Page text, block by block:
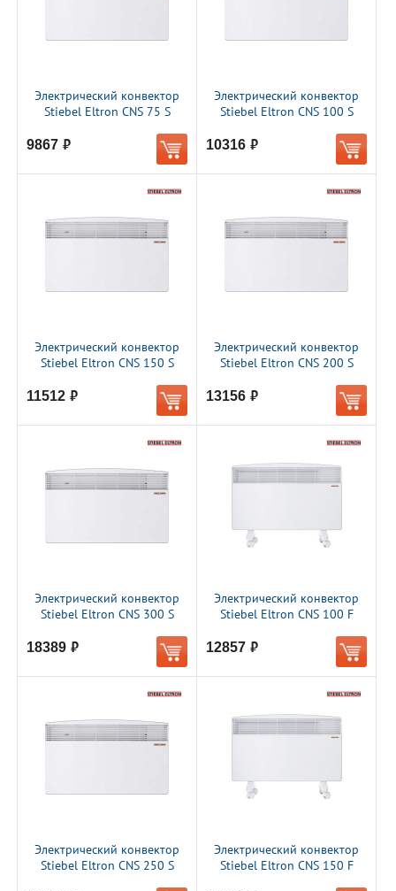
Электрический конвектор
Stiebel Eltron CNS 75 S
9867 руб.
Электрический конвектор
Stiebel Eltron CNS 100 S
10316 руб.
Электрический конвектор
Stiebel Eltron CNS 150 S
11512 руб.
Электрический конвектор
Stiebel Eltron CNS 200 S
13156 руб.
Электрический конвектор
Stiebel Eltron CNS 300 S
18389 руб.
Электрический конвектор
Stiebel Eltron CNS 100 F
12857 руб.
Электрический конвектор
Stiebel Eltron CNS 250 S
Электрический конвектор
Stiebel Eltron CNS 150 F